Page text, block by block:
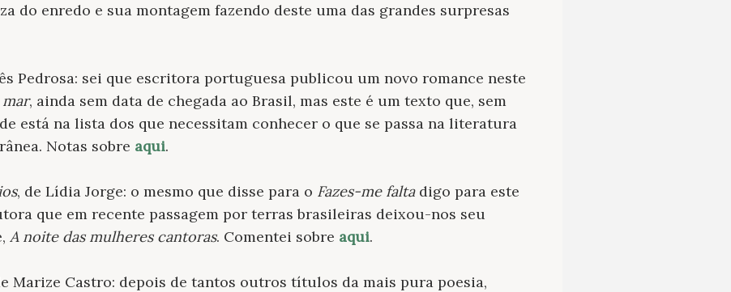
do enredo e sua montagem fazendo deste uma das grandes surpresas
Pedrosa: sei que escritora portuguesa publicou um novo romance neste
, ainda sem data de chegada ao Brasil, mas este é um texto que, sem
está na lista dos que necessitam conhecer o que se passa na literatura
Notas sobre aqui.
, de Lídia Jorge: o mesmo que disse para o Fazes-me faltadigo para este
que em recente passagem por terras brasileiras deixou-nos seu
A noite das mulheres cantoras. Comentei sobre aqui.
Marize Castro: depois de tantos outros títulos da mais pura poesia,